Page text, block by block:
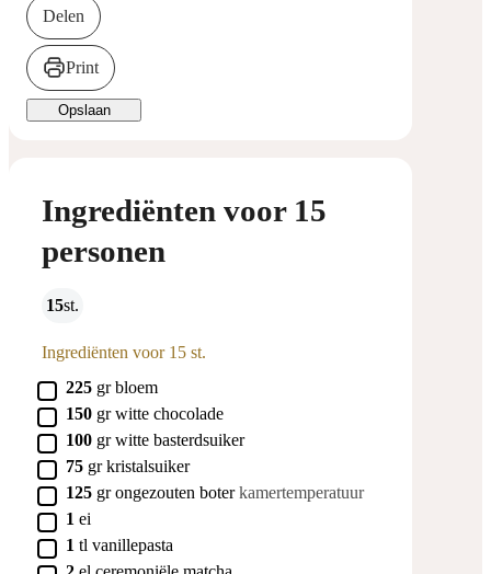
Delen
Print
Opslaan
Ingrediënten voor 15
personen
15 st.
Ingrediënten voor 15 st.
▢
225 gr bloem
▢
150 gr witte chocolade
▢
100 gr witte basterdsuiker
▢
75 gr kristalsuiker
▢
125 gr ongezouten boter kamertemperatuur
▢
1 ei
▢
1 tl vanillepasta
▢